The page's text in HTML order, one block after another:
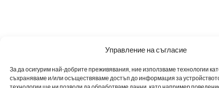
Управление на съгласие
За да осигурим най-добрите преживявания, ние използваме технологии
съхраняваме и/или осъществяваме достъп до информация за